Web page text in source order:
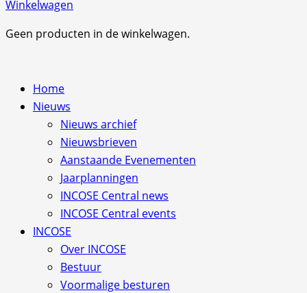
Winkelwagen
Geen producten in de winkelwagen.
Home
Nieuws
Nieuws archief
Nieuwsbrieven
Aanstaande Evenementen
Jaarplanningen
INCOSE Central news
INCOSE Central events
INCOSE
Over INCOSE
Bestuur
Voormalige besturen